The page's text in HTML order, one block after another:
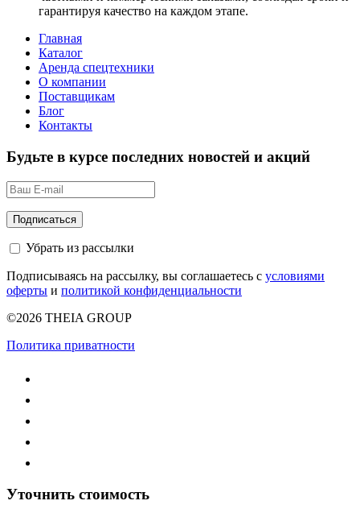
гарантируя качество на каждом этапе.
Главная
Каталог
Аренда спецтехники
О компании
Поставщикам
Блог
Контакты
Будьте в курсе последних новостей и акций
Убрать из рассылки
Подписываясь на рассылку, вы соглашаетесь с условиями
оферты и политикой конфиденциальности
©2026 THEIA GROUP
Политика приватности
Уточнить стоимость